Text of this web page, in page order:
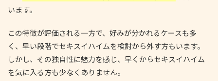
います。
この特徴が評価される一方で、好みが分かれるケースも多
く、早い段階でセキスイハイムを検討から外す方もいます。
しかし、その独自性に魅力を感じ、早くからセキスイハイム
を気に入る方も少なくありません。